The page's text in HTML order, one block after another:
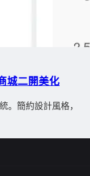
城二開美化
。簡約設計風格，